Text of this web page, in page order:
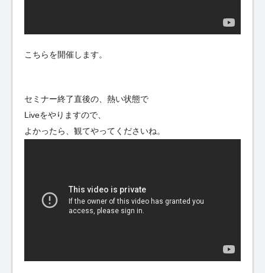
こちらを開催します。
セミナー終了直後の、熱い状態で
Liveをやりますので、
よかったら、観てやってくださいね。